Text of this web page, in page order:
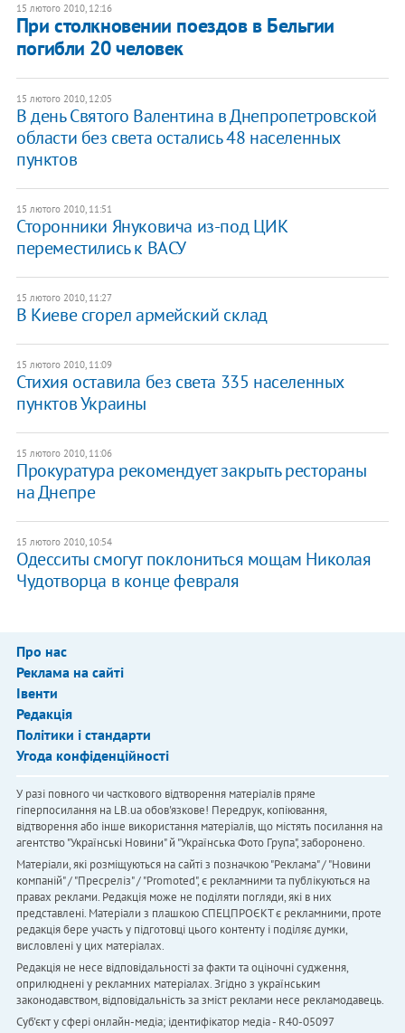
15 лютого 2010, 12:16
При столкновении поездов в Бельгии
погибли 20 человек
15 лютого 2010, 12:05
В день Святого Валентина в Днепропетровской
области без света остались 48 населенных
пунктов
15 лютого 2010, 11:51
Сторонники Януковича из-под ЦИК
переместились к ВАСУ
15 лютого 2010, 11:27
В Киеве сгорел армейский склад
15 лютого 2010, 11:09
Стихия оставила без света 335 населенных
пунктов Украины
15 лютого 2010, 11:06
Прокуратура рекомендует закрыть рестораны
на Днепре
15 лютого 2010, 10:54
Одесситы смогут поклониться мощам Николая
Чудотворца в конце февраля
Про нас
Реклама на сайті
Івенти
Редакція
Політики і стандарти
Угода конфіденційності
У разі повного чи часткового відтворення матеріалів пряме
гіперпосилання на LB.ua обов'язкове! Передрук, копіювання,
відтворення або інше використання матеріалів, що містять посилання на
агентство "Українськi Новини" й "Українська Фото Група", заборонено.
Матеріали, які розміщуються на сайті з позначкою "Реклама" / "Новини
компаній" / "Пресреліз" / "Promoted", є рекламними та публікуються на
правах реклами. Редакція може не поділяти погляди, які в них
представлені. Матеріали з плашкою СПЕЦПРОЄКТ є рекламними, проте
редакція бере участь у підготовці цього контенту і поділяє думки,
висловлені у цих матеріалах.
Редакція не несе відповідальності за факти та оціночні судження,
оприлюднені у рекламних матеріалах. Згідно з українським
законодавством, відповідальність за зміст реклами несе рекламодавець.
Cуб'єкт у сфері онлайн-медіа; ідентифікатор медіа - R40-05097